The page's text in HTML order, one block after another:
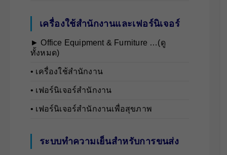
เครื่องใช้สำนักงานและเฟอร์นิเจอร์
► Office Equipment & Furniture …(ดู
ทั้งหมด)
• เครื่องใช้สำนักงาน
• เฟอร์นิเจอร์สำนักงาน
• เฟอร์นิเจอร์สำนักงานเพื่อสุขภาพ
ระบบทำความเย็นสำหรับการขนส่ง